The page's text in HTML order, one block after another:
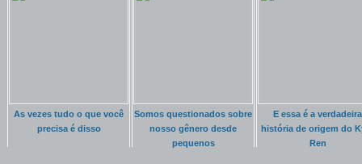
As vezes tudo o que você
precisa é disso
Somos questionados sobre
nosso gênero desde
pequenos
E essa é a verdadeira
história de origem do
Ren